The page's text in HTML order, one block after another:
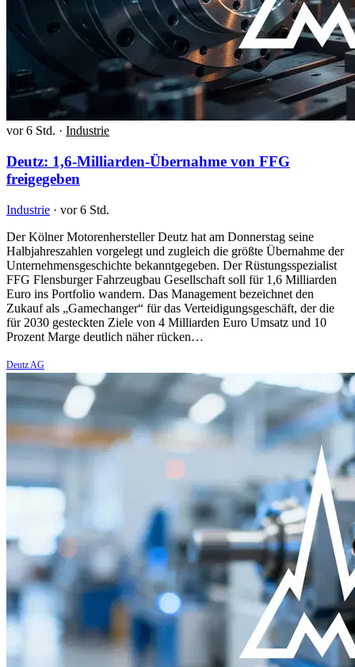
vor 6 Std. · Industrie
Deutz: 1,6-Milliarden-Übernahme von FFG
freigegeben
Industrie · vor 6 Std.
Der Kölner Motorenhersteller Deutz hat am Donnerstag seine
Halbjahreszahlen vorgelegt und zugleich die größte Übernahme der
Unternehmensgeschichte bekanntgegeben. Der Rüstungsspezialist
FFG Flensburger Fahrzeugbau Gesellschaft soll für 1,6 Milliarden
Euro ins Portfolio wandern. Das Management bezeichnet den
Zukauf als „Gamechanger“ für das Verteidigungsgeschäft, der die
für 2030 gesteckten Ziele von 4 Milliarden Euro Umsatz und 10
Prozent Marge deutlich näher rücken…
Deutz AG